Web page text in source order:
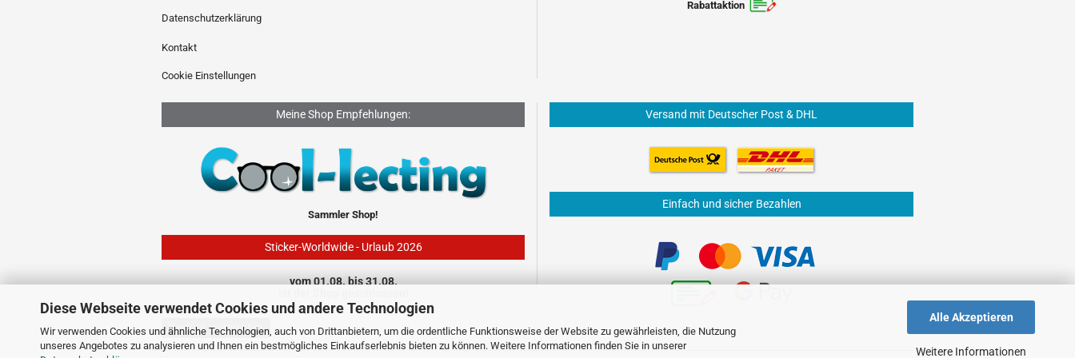
Diese Webseite verwendet Cookies und andere Technologien
Wir verwenden Cookies und ähnliche Technologien, auch von Drittanbietern, um die ordentliche Funktionsweise der Website zu gewährleisten, die Nutzung
unseres Angebotes zu analysieren und Ihnen ein bestmögliches Einkaufserlebnis bieten zu können. Weitere Informationen finden Sie in unserer
Alle Akzeptieren
Weitere Informationen
Datenschutzerklärung
Kontakt
Cookie Einstellungen
Rabattaktion
Meine Shop Empfehlungen:
Sammler Shop!
Sticker-Worldwide - Urlaub 2026
vom 01.08. bis 31.08.
Versand mit Deutscher Post & DHL
Einfach und sicher Bezahlen
Vertrag widerrufen